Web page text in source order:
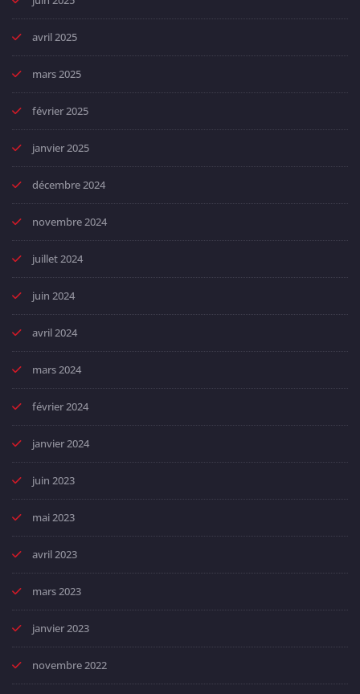
avril 2025
mars 2025
février 2025
janvier 2025
décembre 2024
novembre 2024
juillet 2024
juin 2024
avril 2024
mars 2024
février 2024
janvier 2024
juin 2023
mai 2023
avril 2023
mars 2023
janvier 2023
novembre 2022